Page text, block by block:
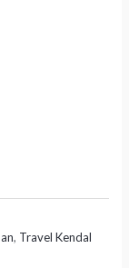
, Travel Kendal